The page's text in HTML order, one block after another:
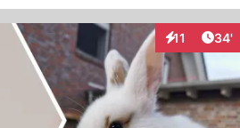
11
Interaktionen
34'